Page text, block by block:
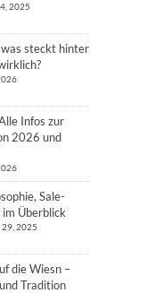
2025
was steckt hinter
Infos zur
2026 und
Sale-
Überblick
2025
die Wiesn –
Tradition